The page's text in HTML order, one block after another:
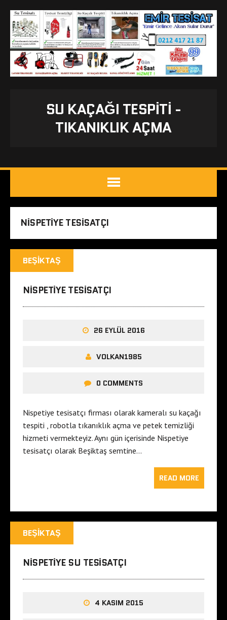
SU KAÇAĞI TESPITI -
TIKANIKLIK AÇMA
NISPETIYE TESISATÇI
BEŞIKTAŞ
NISPETIYE TESISATÇI
26 EYLÜL 2016
VOLKAN1985
0 COMMENTS
Nispetiye tesisatçı firması olarak kameralı su kaçağı
tespiti , robotla tıkanıklık açma ve petek temizliği
hizmeti vermekteyiz. Aynı gün içerisinde Nispetiye
tesisatçı olarak Beşiktaş semtine…
READ MORE
BEŞIKTAŞ
NISPETIYE SU TESISATÇI
4 KASIM 2015